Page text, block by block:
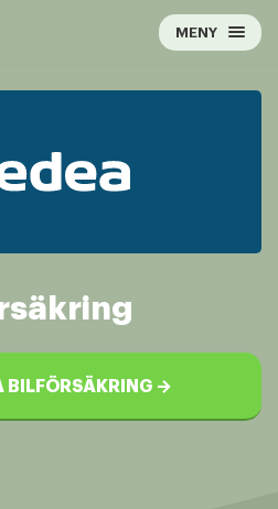
MENY
BILFÖRSÄKRING →